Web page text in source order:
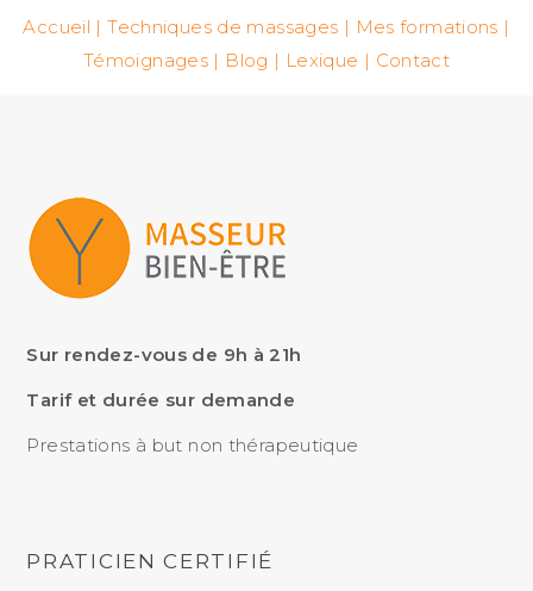
Accueil |Techniques de massages | Mes formations |
Témoignages | Blog | Lexique | Contact
Sur rendez-vous de 9h à 21h
Tarif et durée sur demande
Prestations à but non thérapeutique
PRATICIEN CERTIFIÉ